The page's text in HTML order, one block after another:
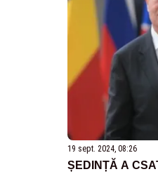
19 sept. 2024, 08:26
ȘEDINȚĂ A